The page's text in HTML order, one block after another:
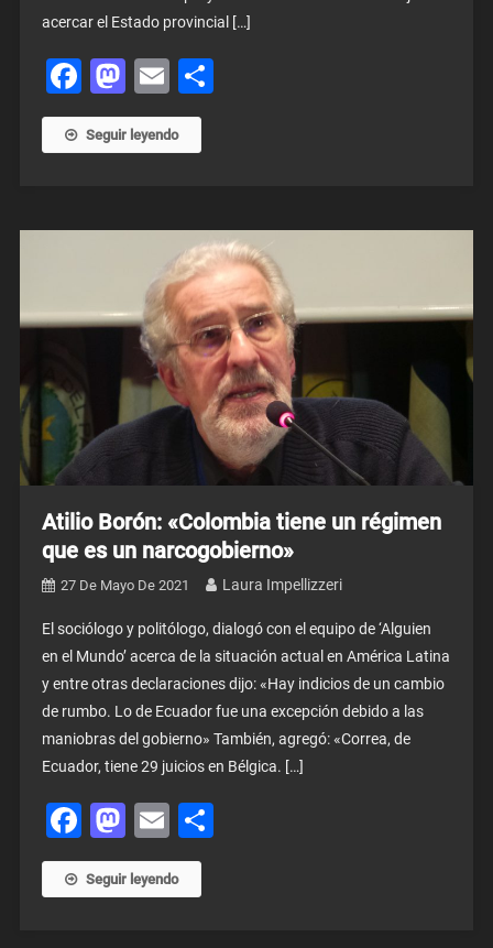
acercar el Estado provincial […]
Facebook
Mastodon
Email
Seguir leyendo
Atilio Borón: «Colombia tiene un régimen
que es un narcogobierno»
27 De Mayo De 2021 Laura Impellizzeri
El sociólogo y politólogo, dialogó con el equipo de ‘Alguien
en el Mundo’ acerca de la situación actual en América Latina
y entre otras declaraciones dijo: «Hay indicios de un cambio
de rumbo. Lo de Ecuador fue una excepción debido a las
maniobras del gobierno» También, agregó: «Correa, de
Ecuador, tiene 29 juicios en Bélgica. […]
Facebook
Mastodon
Email
Seguir leyendo